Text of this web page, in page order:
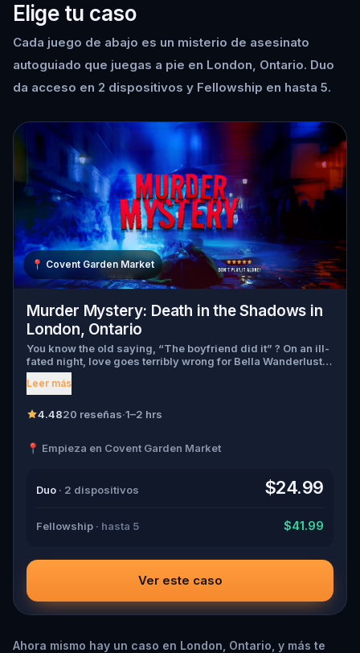
Elige tu caso
Cada juego de abajo es un misterio de asesinato
autoguiado que juegas a pie en London, Ontario. Duo
da acceso en 2 dispositivos y Fellowship en hasta 5.
📍 Covent Garden Market
Murder Mystery: Death in the Shadows in
London, Ontario
You know the old saying, “The boyfriend did it” ? On an ill-
fated night, love goes terribly wrong for Bella Wanderlust
and Walter Bridges . Bella, a famous travel blogger, was
found dead during a ghost tour led by the theatrical Percy
Walter, the obsessed boyfriend? Percy, the ghost tour
suspects, and expose the real murderer before they strike
Leer más
4.4820 reseñas·1–2 hrs
📍 Empieza en Covent Garden Market
Duo · 2 dispositivos $24.99
Fellowship · hasta 5 $41.99
Ver este caso
Ahora mismo hay un caso en London, Ontario, y más te